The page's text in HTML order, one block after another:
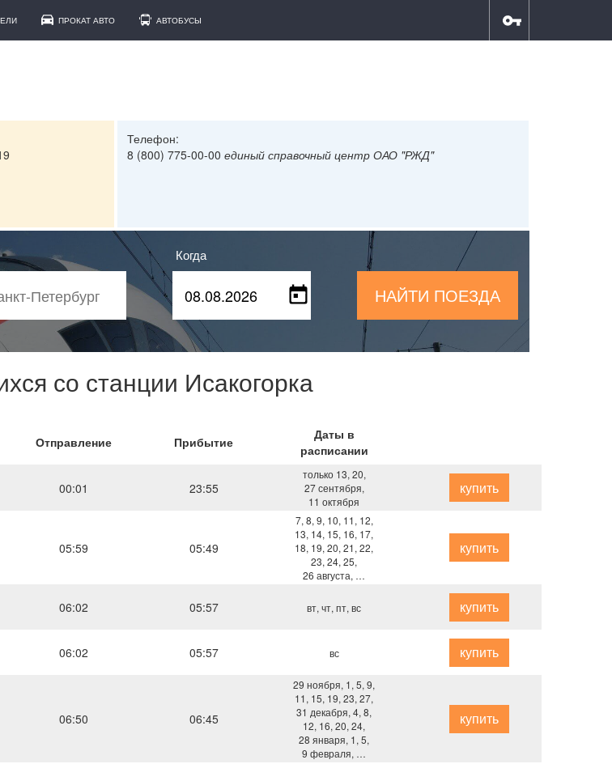
ПРОКАТ АВТО АВТОБУСЫ
Телефон:
8 (800) 775-00-00 единый справочный центр ОАО "РЖД"
Когда
НАЙТИ ПОЕЗДА
со станции Исакогорка
Отправление Прибытие
Даты в
расписании
00:01 23:55
только 13, 20,
27 сентября,
11 октября
купить
05:59 05:49
7, 8, 9, 10, 11, 12,
13, 14, 15, 16, 17,
18, 19, 20, 21, 22,
23, 24, 25,
26 августа, …
купить
06:02 05:57 вт, чт, пт, вс купить
06:02 05:57 вс купить
06:50 06:45
29 ноября, 1, 5, 9,
11, 15, 19, 23, 27,
31 декабря, 4, 8,
12, 16, 20, 24,
28 января, 1, 5,
9 февраля, …
купить